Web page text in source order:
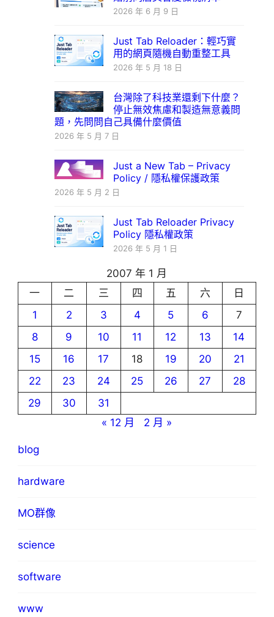
2026 年 6 月 9 日
Just Tab Reloader：輕巧實
用的網頁隨機自動重整工具
2026 年 5 月 18 日
台灣除了科技業還剩下什麼？
停止無效焦慮和製造無意義問
題，先問問自己具備什麼價值
2026 年 5 月 7 日
Just a New Tab – Privacy
Policy / 隱私權保護政策
2026 年 5 月 2 日
Just Tab Reloader Privacy
Policy 隱私權政策
2026 年 5 月 1 日
2007 年 1 月
一
二 三 四 五 六
日
1
2 3 4 5 6
7
8
9 10 11 12 13
14
15
16 17 18 19 20
21
22
23 24 25 26 27
28
29
30
31
« 12 月
2 月 »
blog
hardware
MO群像
science
software
www